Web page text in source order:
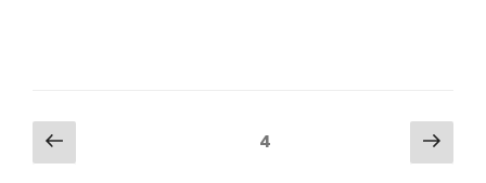
Seitennummerierung
der
Vorherige
Seite
4